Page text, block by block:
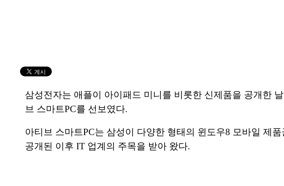
삼성전자는 애플이 아이패드 미니를 비롯한 신제품을 공개한
브 스마트PC를 선보였다.
아티브 스마트PC는 삼성이 다양한 형태의 윈도우8 모바일 제
공개된 이후 IT 업계의 주목을 받아 왔다.